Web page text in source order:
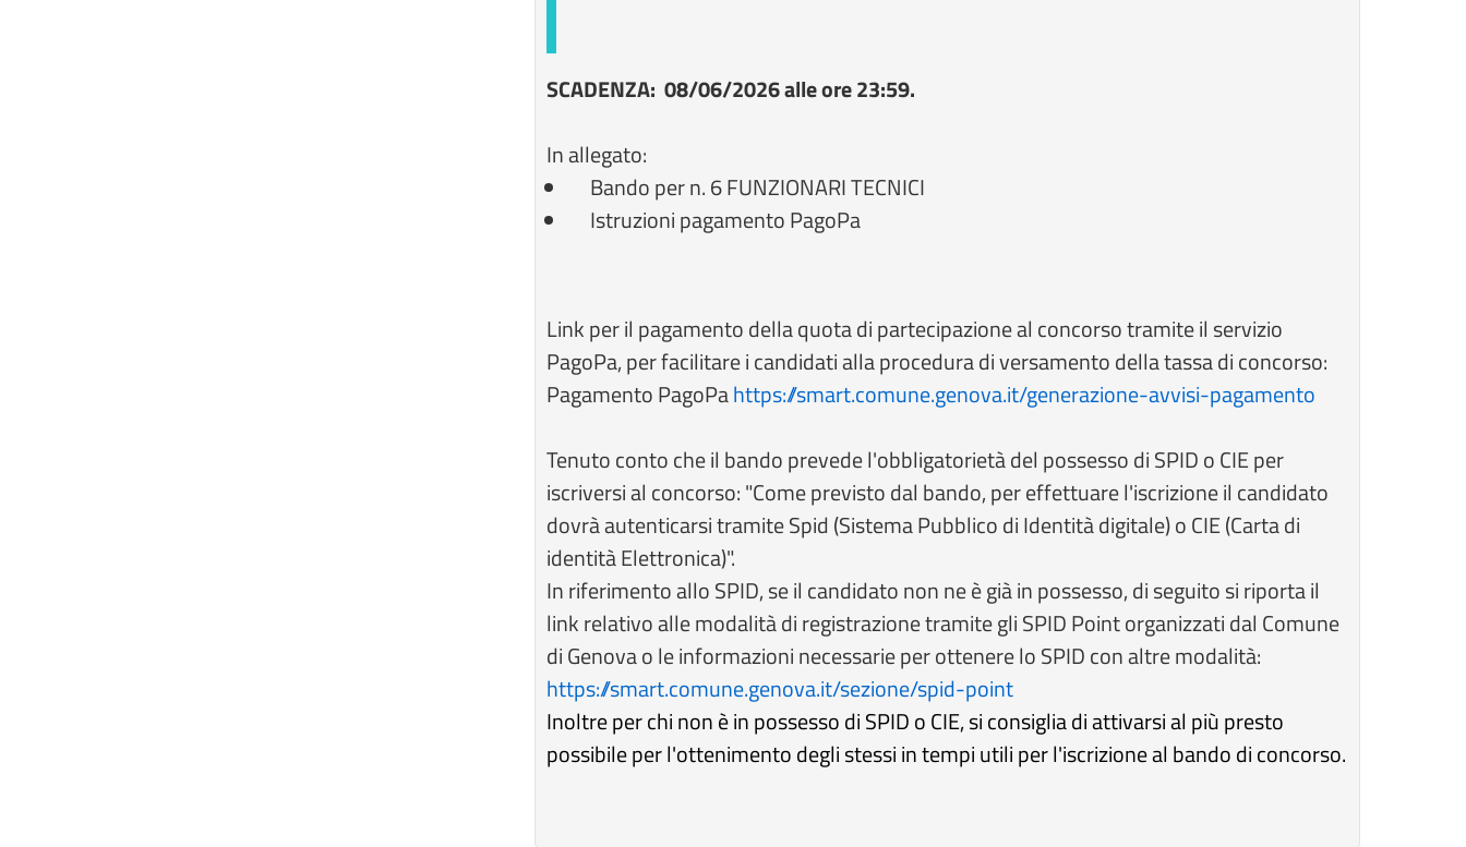
SCADENZA: 08/06/2026 alle ore 23:59.
In allegato:
Bando per n. 6 FUNZIONARI TECNICI
Istruzioni pagamento PagoPa
Link per il pagamento della quota di partecipazione al concorso tramite il servizio
PagoPa, per facilitare i candidati alla procedura di versamento della tassa di concorso:
Pagamento PagoPahttps://smart.comune.genova.it/generazione-avvisi-pagamento
Tenuto conto che il bando prevede l'obbligatorietà del possesso di SPID o CIE per
iscriversi al concorso: "Come previsto dal bando, per effettuare l'iscrizione il candidato
dovrà autenticarsi tramite Spid (Sistema Pubblico di Identità digitale) o CIE (Carta di
identità Elettronica)".
In riferimento allo SPID, se il candidato non ne è già in possesso, di seguito si riporta il
link relativo alle modalità di registrazione tramite gli SPID Point organizzati dal Comune
di Genova o le informazioni necessarie per ottenere lo SPID con altre modalità:
https://smart.comune.genova.it/sezione/spid-point
Inoltre per chi non è in possesso di SPID o CIE, si consiglia di attivarsi al più presto
possibile per l'ottenimento degli stessi in tempi utili per l'iscrizione al bando di concorso.